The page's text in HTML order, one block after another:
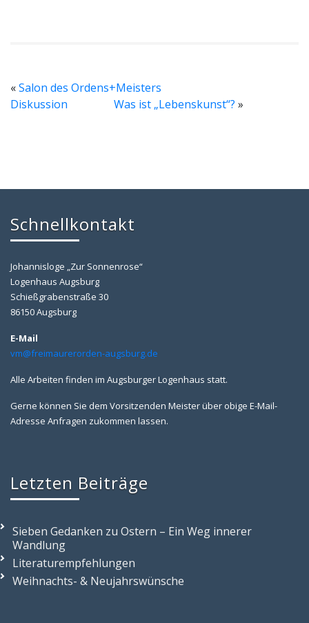
«Salon des Ordens+Meisters
Diskussion
Was ist „Lebenskunst“? »
Schnellkontakt
Johannisloge „Zur Sonnenrose“
Logenhaus Augsburg
Schießgrabenstraße 30
86150 Augsburg
E-Mail
vm@freimaurerorden-augsburg.de
Alle Arbeiten finden im Augsburger Logenhaus statt.
Gerne können Sie dem Vorsitzenden Meister über obige E-Mail-
Adresse Anfragen zukommen lassen.
Letzten Beiträge
Sieben Gedanken zu Ostern – Ein Weg innerer
Wandlung
Literaturempfehlungen
Weihnachts- & Neujahrswünsche